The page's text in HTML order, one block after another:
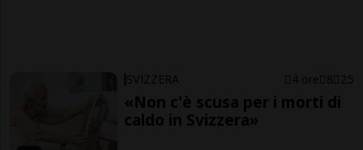
SVIZZERA 4 ore 8 25
«Non c'è scusa per i morti di
caldo in Svizzera»